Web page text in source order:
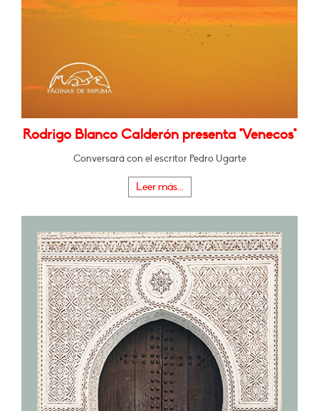
Rodrigo Blanco Calderón presenta "Venecos"
Conversará con el escritor Pedro Ugarte
Leer más...